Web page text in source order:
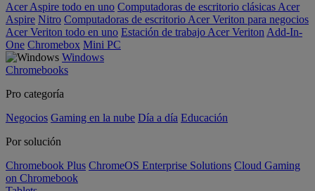
Acer Aspire todo en uno Computadoras de escritorio clásicas Acer
Aspire Nitro Computadoras de escritorio Acer Veriton para negocios
Acer Veriton todo en uno Estación de trabajo Acer Veriton Add-In-
One Chromebox Mini PC
Windows
Chromebooks
Pro categoría
Negocios Gaming en la nube Día a día Educación
Por solución
Chromebook Plus ChromeOS Enterprise Solutions Cloud Gaming
on Chromebook